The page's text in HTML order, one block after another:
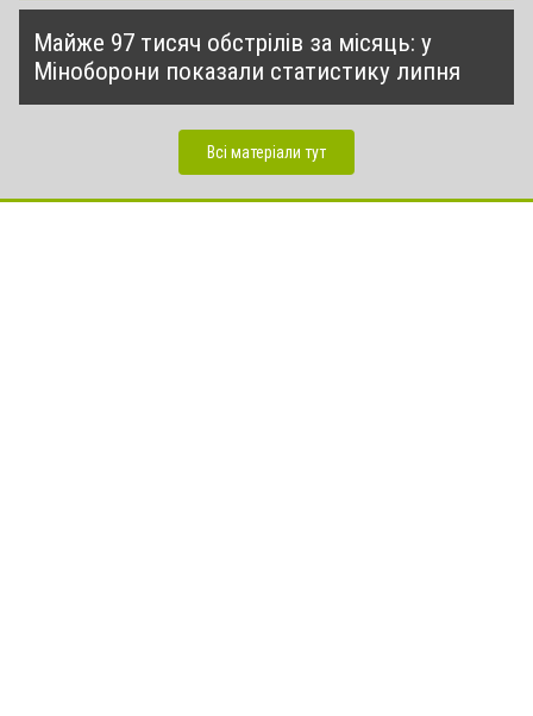
Майже 97 тисяч обстрілів за місяць: у
Міноборони показали статистику липня
Всі матеріали тут